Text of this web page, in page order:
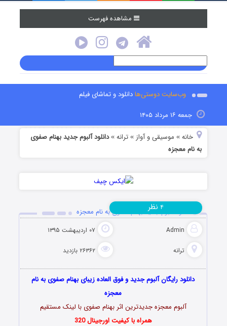
مشاهده فهرست
وب‌سایت دوستی‌هادانلود و تماشای فیلم
جمعه ۱۶ مرداد ۱۴۰۵
خانه » موسیقی و آواز »ترانه »دانلود آلبوم جدید بهنام صفوی
به نام معجزه
دانلود آلبوم جدید بهنام صفوی به نام معجزه
Admin ۰۷ اردیبهشت ۱۳۹۵
ترانه ۲۶۳۶۲ بازدید
۴ نظر
دانلود رایگان آلبوم جدید و فوق العاده زیبای بهنام صفوی به نام
معجزه
آلبوم معجزه جدیدترین اثر بهنام صفوی با لینک مستقیم
همراه با کیفیت اورجینال 320